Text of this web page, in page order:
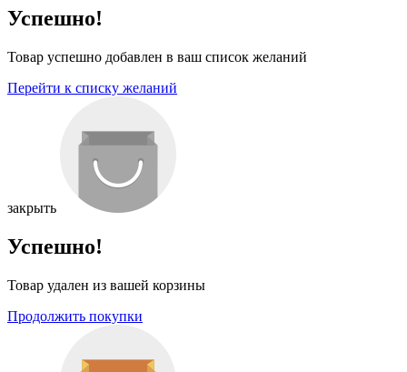
Успешно!
Товар успешно добавлен в ваш список желаний
Перейти к списку желаний
закрыть
Успешно!
Товар удален из вашей корзины
Продолжить покупки